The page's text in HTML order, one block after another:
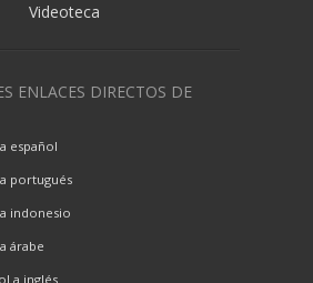
Videoteca
ENLACES DIRECTOS DE
español
portugués
indonesio
árabe
a inglés